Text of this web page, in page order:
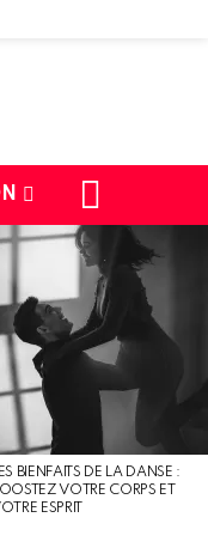
BIENFAITS DE LA DANSE :
VOTRE CORPS ET
ESPRIT